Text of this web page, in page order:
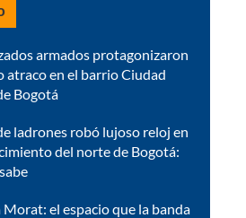
armados protagonizaron
atraco en el barrio Ciudad
Bogotá
ladrones robó lujoso reloj en
del norte de Bogotá:
Morat: el espacio que la banda